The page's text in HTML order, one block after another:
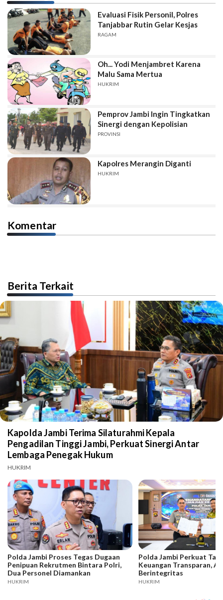
Evaluasi Fisik Personil, Polres
Tanjabbar Rutin Gelar Kesjas
RAGAM
Oh... Yodi Menjambret Karena
Malu Sama Mertua
HUKRIM
Pemprov Jambi Ingin Tingkatkan
Sinergi dengan Kepolisian
PROVINSI
Kapolres Merangin Diganti
HUKRIM
Komentar
Berita Terkait
Kapolda Jambi Terima Silaturahmi Kepala
Pengadilan Tinggi Jambi, Perkuat Sinergi Antar
Lembaga Penegak Hukum
HUKRIM
Polda Jambi Proses Tegas Dugaan
Penipuan Rekrutmen Bintara Polri,
Dua Personel Diamankan
HUKRIM
Polda Jambi Perkuat
Keuangan Transparan,
Berintegritas
HUKRIM